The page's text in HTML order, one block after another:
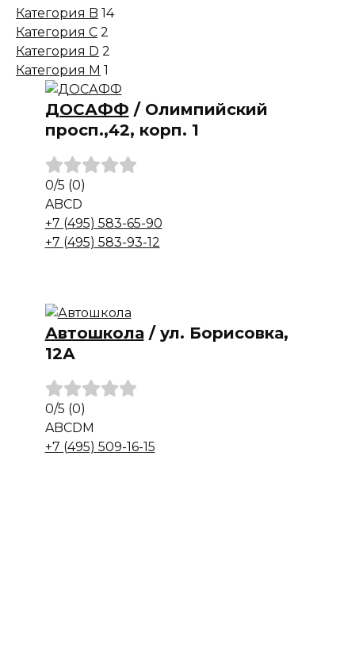
Категория B 14
Категория C 2
Категория D 2
Категория M 1
ДОСАФФ / Олимпийский
просп.,42, корп. 1
0/5 (0)
ABCD
+7 (495) 583-65-90
+7 (495) 583-93-12
Автошкола/ ул. Борисовка,
12А
0/5 (0)
ABCD M
+7 (495) 509-16-15